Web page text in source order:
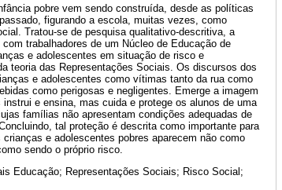
pobre vem sendo construída, desde as políticas
figurando a escola, muitas vezes, como
Tratou-se de pesquisa qualitativo-descritiva, a
trabalhadores de um Núcleo de Educação de
e adolescentes em situação de risco e
teoria das Representações Sociais. Os discursos dos
e adolescentes como vítimas tanto da rua como
como perigosas e negligentes. Emerge a imagem
e ensina, mas cuida e protege os alunos de uma
famílias não apresentam condições adequadas de
tal proteção é descrita como importante para
e adolescentes pobres aparecem não como
sendo o próprio risco.
Educação; Representações Sociais; Risco Social;